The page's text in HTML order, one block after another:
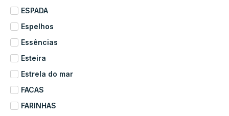
ESPADA
Espelhos
Essências
Esteira
Estrela do mar
FACAS
FARINHAS